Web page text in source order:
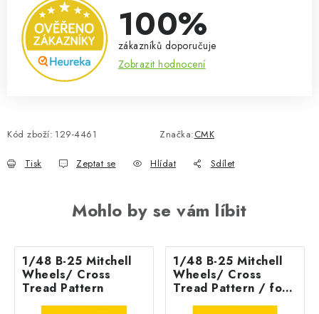
100%
zákazníků doporučuje
Zobrazit hodnocení
Kód zboží: 129-4461 Značka:CMK
Tisk Zeptat se Hlídat Sdílet
Mohlo by se vám líbit
1/48 B-25 Mitchell
Wheels/ Cross
Tread Pattern
1/48 B-25 Mitchell
Wheels/ Cross
Tread Pattern / for
HK kit